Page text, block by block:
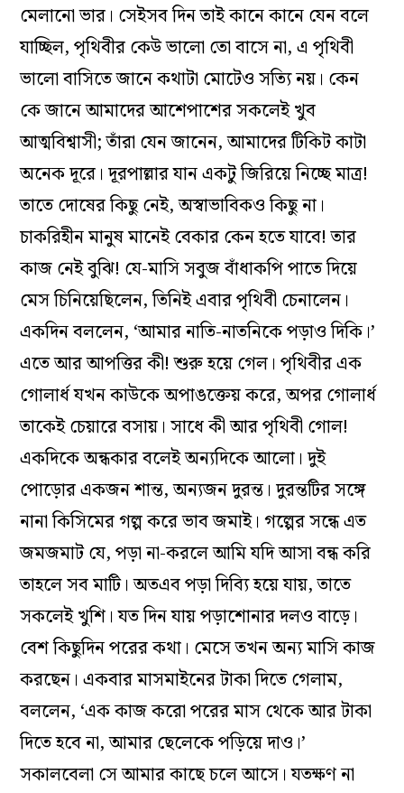
মেলানো ভার। সেইসব দিন তাই কানে কানে যেন বলে
যাচ্ছিল, পৃথিবীর কেউ ভালো তো বাসে না, এ পৃথিবী
ভালো বাসিতে জানে কথাটা মোটেও সত্যি নয়। কেন
কে জানে আমাদের আশেপাশের সকলেই খুব
আত্মবিশ্বাসী; তাঁরা যেন জানেন, আমাদের টিকিট কাটা
অনেক দূরে। দূরপাল্লার যান একটু জিরিয়ে নিচ্ছে মাত্র!
তাতে দোষের কিছু নেই, অস্বাভাবিকও কিছু না।
চাকরিহীন মানুষ মানেই বেকার কেন হতে যাবে! তার
কাজ নেই বুঝি! যে-মাসি সবুজ বাঁধাকপি পাতে দিয়ে
মেস চিনিয়েছিলেন, তিনিই এবার পৃথিবী চেনালেন।
একদিন বললেন, ‘আমার নাতি-নাতনিকে পড়াও দিকি।’
এতে আর আপত্তির কী! শুরু হয়ে গেল। পৃথিবীর এক
গোলার্ধ যখন কাউকে অপাঙক্তেয় করে, অপর গোলার্ধ
তাকেই চেয়ারে বসায়। সাধে কী আর পৃথিবী গোল!
একদিকে অন্ধকার বলেই অন্যদিকে আলো। দুই
পোড়োর একজন শান্ত, অন্যজন দুরন্ত। দুরন্তটির সঙ্গে
নানা কিসিমের গল্প করে ভাব জমাই। গল্পের সন্ধে এত
জমজমাট যে, পড়া না-করলে আমি যদি আসা বন্ধ করি
তাহলে সব মাটি। অতএব পড়া দিব্যি হয়ে যায়, তাতে
সকলেই খুশি। যত দিন যায় পড়াশোনার দলও বাড়ে।
বেশ কিছুদিন পরের কথা। মেসে তখন অন্য মাসি কাজ
করছেন। একবার মাসমাইনের টাকা দিতে গেলাম,
বললেন, ‘এক কাজ করো পরের মাস থেকে আর টাকা
দিতে হবে না, আমার ছেলেকে পড়িয়ে দাও।’
সকালবেলা সে আমার কাছে চলে আসে। যতক্ষণ না